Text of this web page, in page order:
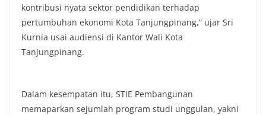
kontribusi nyata sektor pendidikan terhadap
pertumbuhan ekonomi Kota Tanjungpinang,” ujar Sri
Kurnia usai audiensi di Kantor Wali Kota
Tanjungpinang.
Dalam kesempatan itu, STIE Pembangunan
memaparkan sejumlah program studi unggulan, yakni